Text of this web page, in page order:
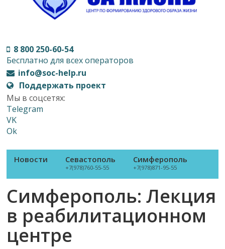
8 800 250-60-54
Бесплатно для всех операторов
info@soc-help.ru
Поддержать проект
Мы в соцсетях:
Telegram
VK
Ok
Новости Севастополь
+7(978)760-55-55
Симферополь
+7(978)871-95-55
Симферополь: Лекция
в реабилитационном
центре